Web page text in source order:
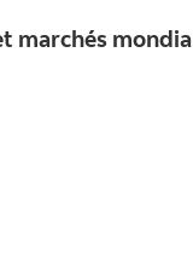
marchés